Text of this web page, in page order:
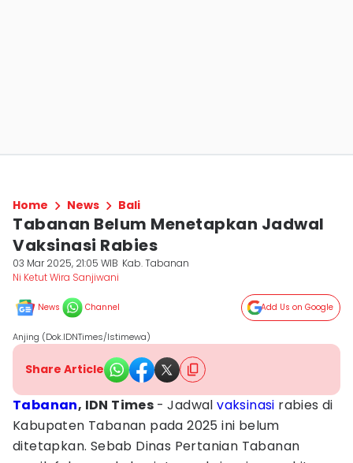
Home News Bali
Tabanan Belum Menetapkan Jadwal
Vaksinasi Rabies
03 Mar 2025, 21:05 WIB Kab. Tabanan
Ni Ketut Wira Sanjiwani
News Channel Add Us on Google
Anjing (Dok.IDNTimes/Istimewa)
Share Article
Tabanan, IDN Times - Jadwalvaksinasi rabies di
Kabupaten Tabanan pada 2025 ini belum
ditetapkan. Sebab Dinas Pertanian Tabanan